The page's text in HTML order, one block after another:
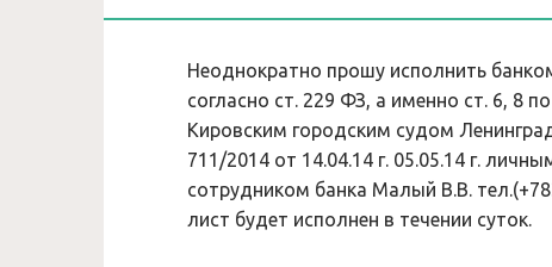
Неоднократно прошу исполнить
согласно ст. 229 ФЗ, а именно ст. 6, 8
Кировским городским судом
711/2014 от 14.04.14 г. 05.05.14 г.
сотрудником банка Малый В.В.
лист будет исполнен в течении суток.